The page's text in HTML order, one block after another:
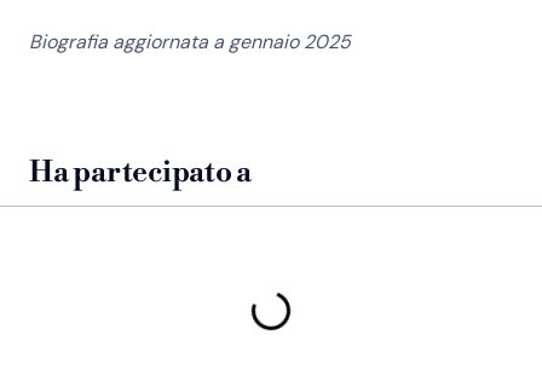
Biografia aggiornata a gennaio 2025
Ha partecipato a